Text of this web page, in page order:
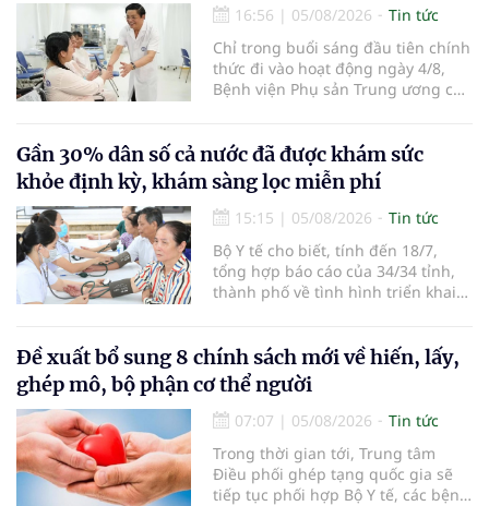
đường bay nội địa và quốc tế.
16:56 | 05/08/2026
Tin tức
Chỉ trong buổi sáng đầu tiên chính
thức đi vào hoạt động ngày 4/8,
Bệnh viện Phụ sản Trung ương cơ
em bé đầu tiên chào đời.
Gần 30% dân số cả nước đã được khám sức
khỏe định kỳ, khám sàng lọc miễn phí
15:15 | 05/08/2026
Tin tức
Bộ Y tế cho biết, tính đến 18/7,
tổng hợp báo cáo của 34/34 tỉnh,
thành phố về tình hình triển khai
nhận 32.286.360 người, chiếm gần
30% dân số cả nước đã được khám
sức khỏe định kỳ năm nay.
Đề xuất bổ sung 8 chính sách mới về hiến, lấy,
ghép mô, bộ phận cơ thể người
07:07 | 05/08/2026
Tin tức
Trong thời gian tới, Trung tâm
Điều phối ghép tạng quốc gia sẽ
tiếp tục phối hợp Bộ Y tế, các bệnh